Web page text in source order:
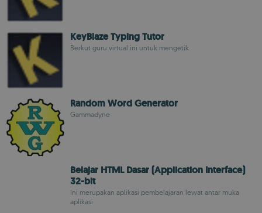
KeyBlaze Typing Tutor
Berkut guru virtual ini untuk mengetik
Random Word Generator
Gammadyne
Belajar HTML Dasar (Application Interface)
32-bit
Ini merupakan aplikasi pembelajaran lewat antar muka
aplikasi